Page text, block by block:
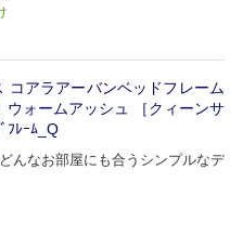
コアラアーバンベッドフレーム
ウォームアッシュ ［クィーンサ
ﾌﾚｰﾑ_Q
んなお部屋にも合うシンプルなデ